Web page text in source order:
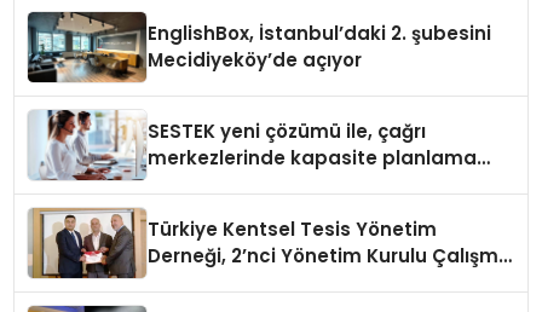
EnglishBox, İstanbul’daki 2. şubesini
Mecidiyeköy’de açıyor
SESTEK yeni çözümü ile, çağrı
merkezlerinde kapasite planlama
Türkiye Kentsel Tesis Yönetim
Derneği, 2’nci Yönetim Kurulu Çalışma